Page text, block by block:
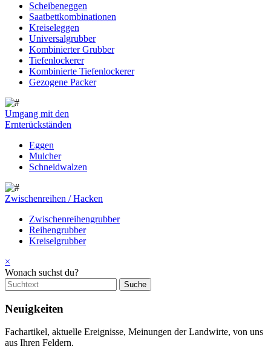
Scheibeneggen
Saatbettkombinationen
Kreiseleggen
Universalgrubber
Kombinierter Grubber
Tiefenlockerer
Kombinierte Tiefenlockerer
Gezogene Packer
Umgang mit den
Ernterückständen
Eggen
Mulcher
Schneidwalzen
Zwischenreihen / Hacken
Zwischenreihengrubber
Reihengrubber
Kreiselgrubber
×
Wonach suchst du?
Neuigkeiten
Fachartikel, aktuelle Ereignisse, Meinungen der Landwirte, von uns
aus Ihren Feldern.